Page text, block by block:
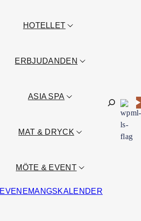
HOTELLET
ERBJUDANDEN
ASIA SPA
MAT & DRYCK
MÖTE & EVENT
EVENEMANGSKALENDER
Sök